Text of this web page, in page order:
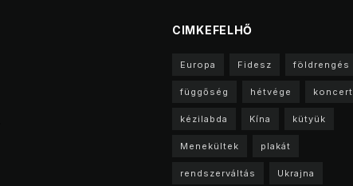
CIMKEFELHŐ
Europa Fidesz földrengés
függőség hétvége koncert
kézilabda Kína kütyük
Menekültek plakát
rendszerváltás Ukrajna